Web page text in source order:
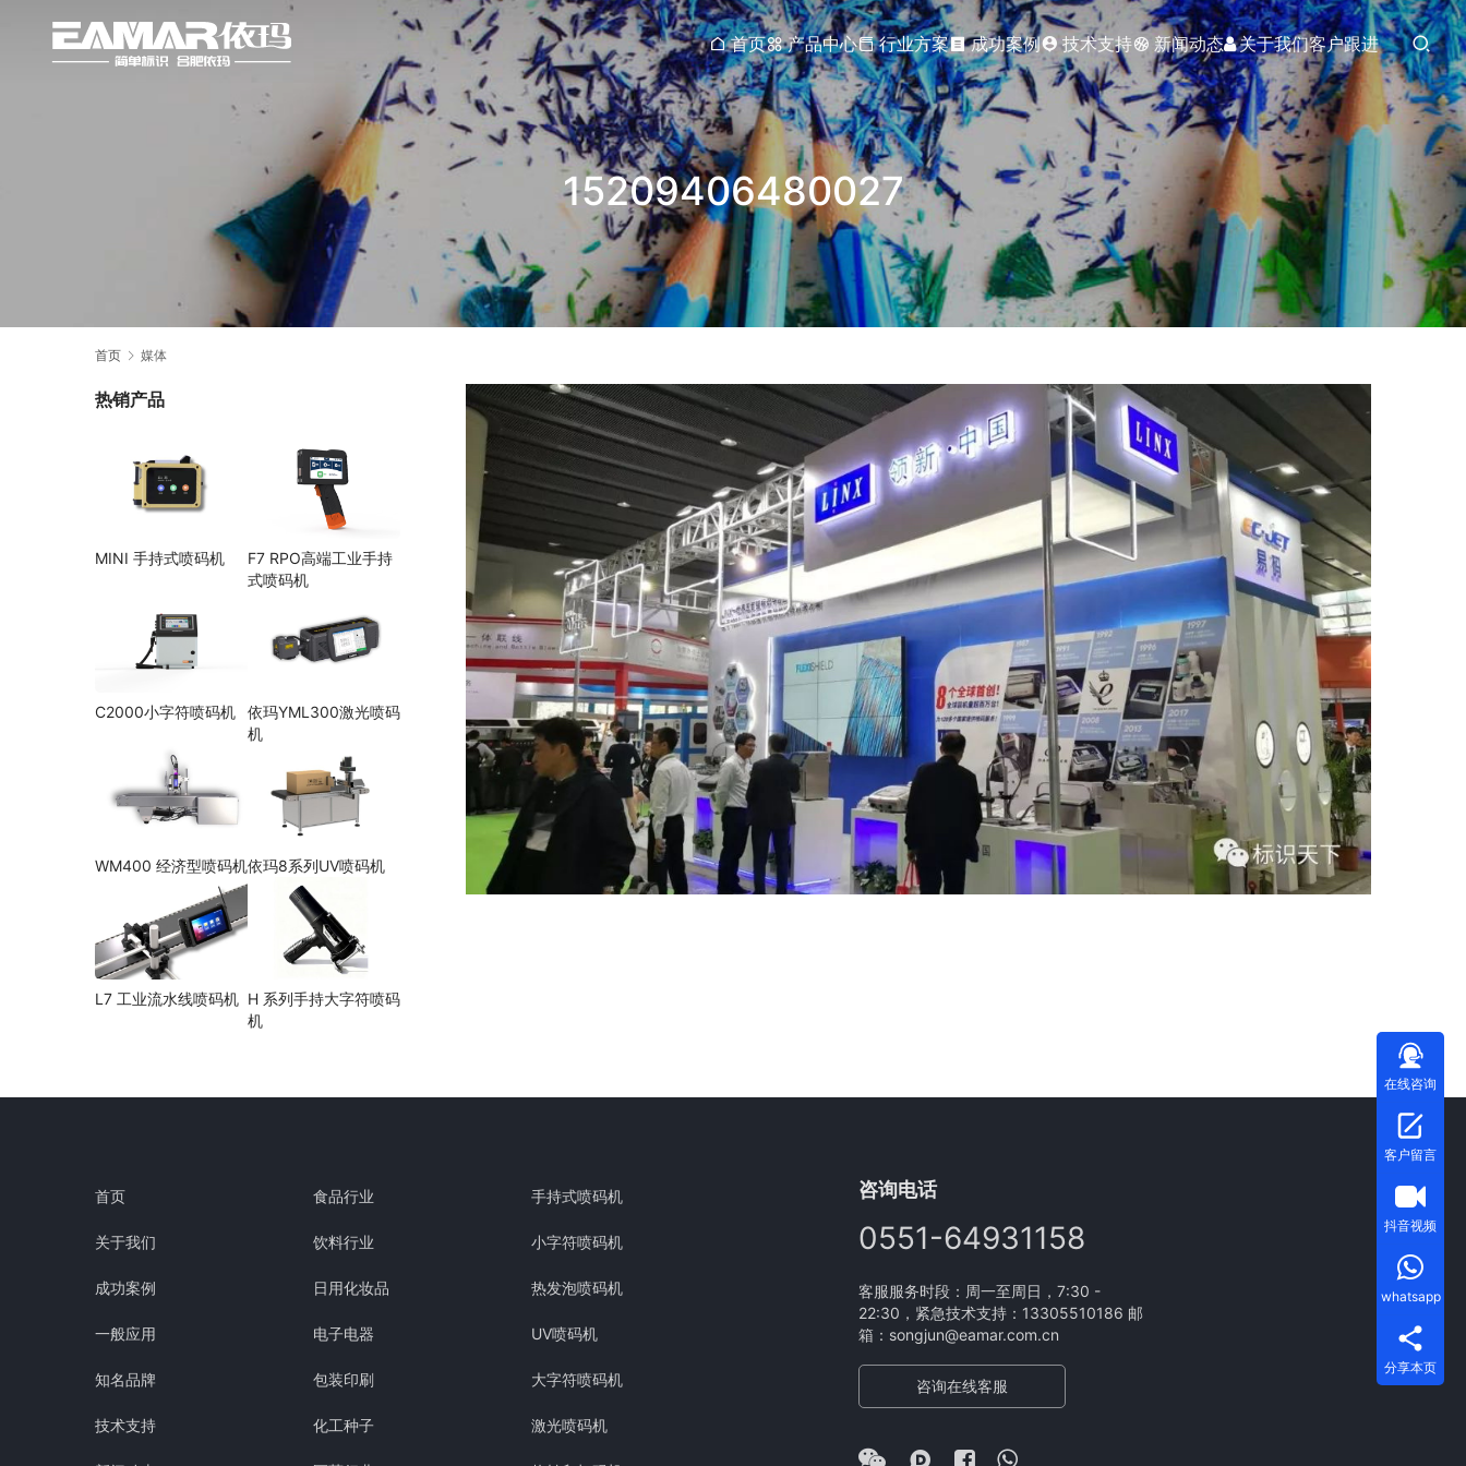
首页 产品中心 行业方案 成功案例 技术支持 新闻动态 关于我们客户跟进
15209406480027
首页 媒体
热销产品
MINI 手持式喷码机
F7 RPO高端工业手持
式喷码机
C2000小字符喷码机
依玛YML300激光喷码
机
WM400 经济型喷码机依玛8系列UV喷码机
L7 工业流水线喷码机 H 系列手持大字符喷码
机
首页
关于我们
成功案例
一般应用
知名品牌
技术支持
食品行业
饮料行业
日用化妆品
电子电器
包装印刷
化工种子
手持式喷码机
小字符喷码机
热发泡喷码机
UV喷码机
大字符喷码机
激光喷码机
咨询电话
0551-64931158
客服服务时段：周一至周日，7:30 -
22:30，紧急技术支持：13305510186 邮
箱：songjun@eamar.com.cn
咨询在线客服
在线咨询
客户留言
抖音视频
whatsapp
分享本页